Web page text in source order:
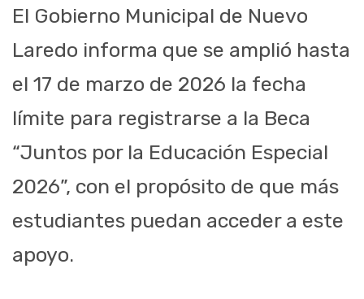
El Gobierno Municipal de Nuevo
Laredo informa que se amplió hasta
el 17 de marzo de 2026 la fecha
límite para registrarse a la Beca
“Juntos por la Educación Especial
2026”, con el propósito de que más
estudiantes puedan acceder a este
apoyo.